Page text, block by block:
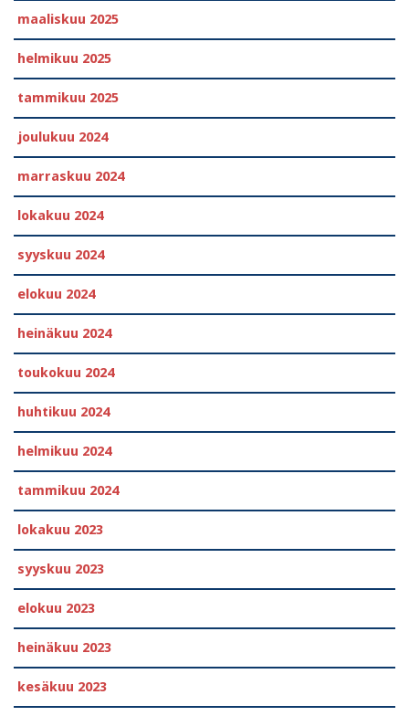
maaliskuu 2025
helmikuu 2025
tammikuu 2025
joulukuu 2024
marraskuu 2024
lokakuu 2024
syyskuu 2024
elokuu 2024
heinäkuu 2024
toukokuu 2024
huhtikuu 2024
helmikuu 2024
tammikuu 2024
lokakuu 2023
syyskuu 2023
elokuu 2023
heinäkuu 2023
kesäkuu 2023